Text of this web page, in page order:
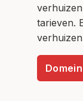
tarieven.